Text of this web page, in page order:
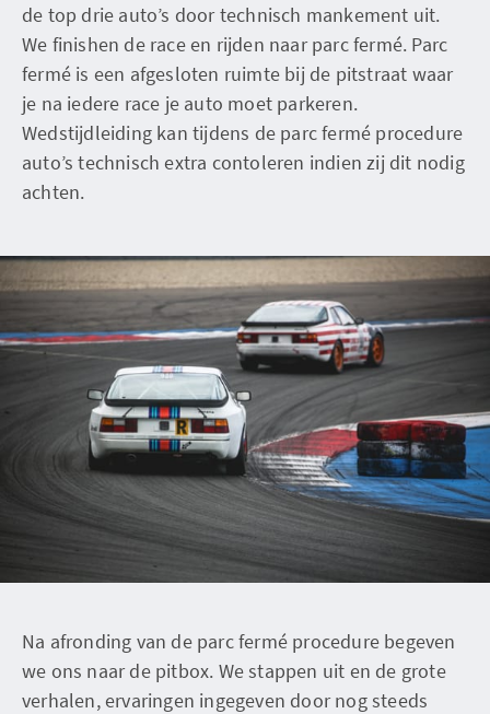
de top drie auto’s door technisch mankement uit.
We finishen de race en rijden naar parc fermé. Parc
fermé is een afgesloten ruimte bij de pitstraat waar
je na iedere race je auto moet parkeren.
Wedstijdleiding kan tijdens de parc fermé procedure
auto’s technisch extra contoleren indien zij dit nodig
achten.
Na afronding van de parc fermé procedure begeven
we ons naar de pitbox. We stappen uit en de grote
verhalen, ervaringen ingegeven door nog steeds